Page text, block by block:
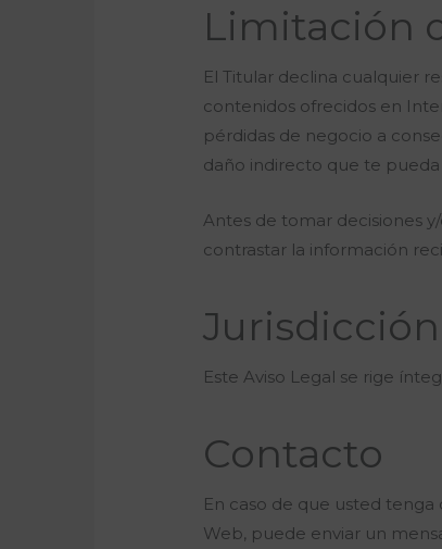
Limitación
El Titular declina cualquier
contenidos ofrecidos en
pérdidas de negocio a
daño indirecto que te pueda
Antes de tomar decisiones
contrastar la información
Jurisdicción
Este Aviso Legal se rige
Contacto
En caso de que usted
Web, puede enviar un